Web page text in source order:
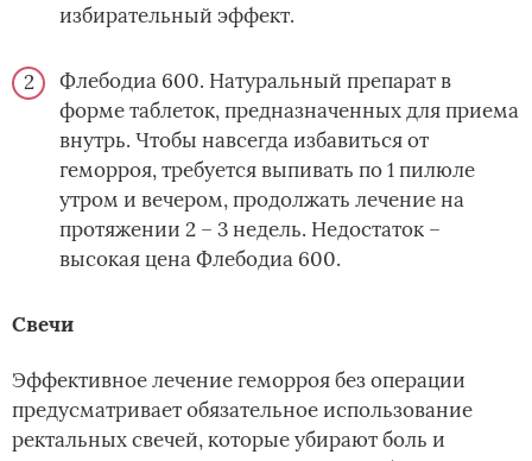
избирательный эффект.
Флебодиа 600. Натуральный препарат в
форме таблеток, предназначенных для приема
внутрь. Чтобы навсегда избавиться от
геморроя, требуется выпивать по 1 пилюле
утром и вечером, продолжать лечение на
протяжении 2 – 3 недель. Недостаток –
высокая цена Флебодиа 600.
Свечи
Эффективное лечение геморроя без операции
предусматривает обязательное использование
ректальных свечей, которые убирают боль и